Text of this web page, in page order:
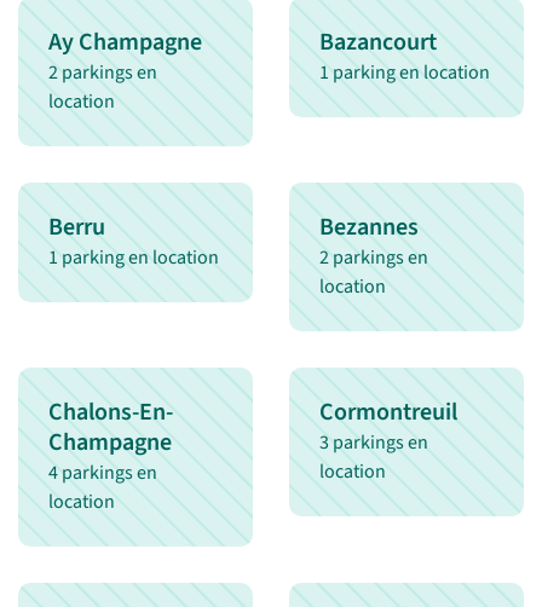
Ay Champagne
2 parkings en
location
Bazancourt
1 parking en location
Berru
1 parking en location
Bezannes
2 parkings en
location
Chalons-En-
Champagne
4 parkings en
location
Cormontreuil
3 parkings en
location